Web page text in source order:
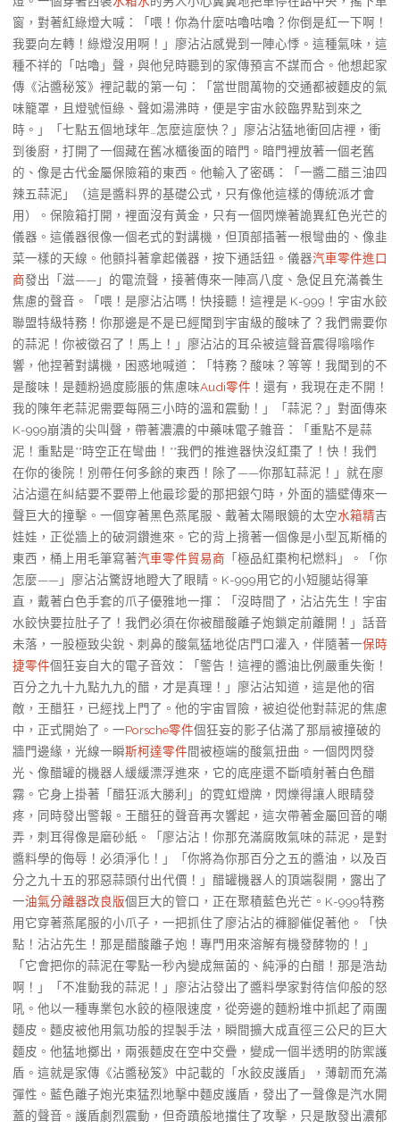
窗，對著紅綠燈大喊：「喂！你為什麼咕嚕咕嚕？你倒是紅一下啊！
我要向左轉！綠燈沒用啊！」廖沾沾感覺到一陣心悸。這種氣味，這
種不祥的「咕嚕」聲，與他兒時聽到的家傳預言不謀而合。他想起家
傳《沾醬秘笈》裡記載的第一句：「當世間萬物的交通都被麵皮的氣
味籠罩，且燈號恒綠、聲如湯沸時，便是宇宙水餃臨界點到來之
時。」「七點五個地球年…怎麼這麼快？」廖沾沾猛地衝回店裡，衝
到後廚，打開了一個藏在舊冰櫃後面的暗門。暗門裡放著一個老舊
的、像是古代金屬保險箱的東西。他輸入了密碼：「一醬二醋三油四
辣五蒜泥」（這是醬料界的基礎公式，只有像他這樣的傳統派才會
用）。保險箱打開，裡面沒有黃金，只有一個閃爍著詭異紅色光芒的
儀器。這儀器很像一個老式的對講機，但頂部插著一根彎曲的、像韭
菜一樣的天線。他顫抖著拿起儀器，按下通話鈕。儀器汽車零件進口
商發出「滋——」的電流聲，接著傳來一陣高八度、急促且充滿養生
焦慮的聲音。「喂！是廖沾沾嗎！快接聽！這裡是 K-999！宇宙水餃
聯盟特級特務！你那邊是不是已經聞到宇宙級的酸味了？我們需要你
的蒜泥！你被徵召了！馬上！」廖沾沾的耳朵被這聲音震得嗡嗡作
響，他捏著對講機，困惑地喊道：「特務？酸味？等等！我聞到的不
是酸味！是麵粉過度膨脹的焦慮味Audi零件 ！還有，我現在走不開！
我的陳年老蒜泥需要每隔三小時的溫和震動！」「蒜泥？」對面傳來
K-999崩潰的尖叫聲，帶著濃濃的中藥味電子雜音：「重點不是蒜
泥！重點是**時空正在彎曲！**我們的推進器快沒紅棗了！快！我們
在你的後院！別帶任何多餘的東西！除了——你那缸蒜泥！」就在廖
沾沾還在糾結要不要帶上他最珍愛的那把銀勺時，外面的牆壁傳來一
聲巨大的撞擊。一個穿著黑色燕尾服、戴著太陽眼鏡的太空水箱精吉
娃娃，正從牆上的破洞鑽進來。它的背上揹著一個像是小型瓦斯桶的
東西，桶上用毛筆寫著汽車零件貿易商 「極品紅棗枸杞燃料」。「你
怎麼——」廖沾沾驚訝地瞪大了眼睛。K-999用它的小短腿站得筆
直，戴著白色手套的爪子優雅地一揮：「沒時間了，沾沾先生！宇宙
水餃快要拉肚子了！我們必須在你被醋酸離子炮鎖定前離開！」話音
未落，一股極致尖銳、刺鼻的酸氣猛地從店門口灌入，伴隨著一保時
捷零件個狂妄自大的電子音效：「警告！這裡的醬油比例嚴重失衡！
百分之九十九點九九的醋，才是真理！」廖沾沾知道，這是他的宿
敵，王醋狂，已經找上門了。他的宇宙冒險，被迫從他對蒜泥的焦慮
中，正式開始了。一Porsche零件個狂妄的影子佔滿了那扇被撞破的
牆門邊緣，光線一瞬斯柯達零件間被極端的酸氣扭曲。一個閃閃發
光、像醋罐的機器人緩緩漂浮進來，它的底座還不斷噴射著白色醋
霧。它身上掛著「醋狂派大勝利」的霓虹燈牌，閃爍得讓人眼睛發
疼，同時發出警報。王醋狂的聲音再次響起，這次帶著金屬回音的嘲
弄，刺耳得像是磨砂紙。「廖沾沾！你那充滿腐敗氣味的蒜泥，是對
醬料學的侮辱！必須淨化！」「你將為你那百分之五的醬油，以及百
分之九十五的邪惡蒜頭付出代價！」醋罐機器人的頂端裂開，露出了
一油氣分離器改良版個巨大的管口，正在聚積藍色光芒。K-999特務
用它穿著燕尾服的小爪子，一把抓住了廖沾沾的褲腳催促著他。「快
點！沾沾先生！那是醋酸離子炮！專門用來溶解有機發酵物的！」
「它會把你的蒜泥在零點一秒內變成無菌的、純淨的白醋！那是浩劫
啊！」「不准動我的蒜泥！」廖沾沾發出了醬料學家對待信仰般的怒
吼。他以一種專業包水餃的極限速度，從旁邊的麵粉堆中抓起了兩團
麵皮。麵皮被他用氣功般的捏製手法，瞬間擴大成直徑三公尺的巨大
麵皮。他猛地擲出，兩張麵皮在空中交疊，變成一個半透明的防禦護
盾。這就是家傳《沾醬秘笈》中記載的「水餃皮護盾」，薄韌而充滿
彈性。藍色離子炮光束猛烈地擊中麵皮護盾，發出了一聲像是汽水開
蓋的聲音。護盾劇烈震動，但奇蹟般地擋住了攻擊，只是散發出濃郁